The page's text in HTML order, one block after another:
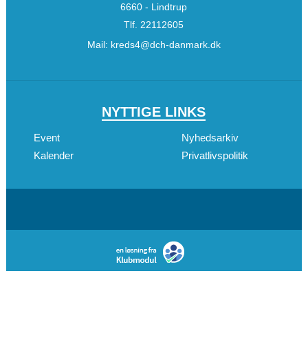
6660 - Lindtrup
Tlf.22112605
Mail: kreds4@dch-danmark.dk
NYTTIGE LINKS
Event
Nyhedsarkiv
Kalender
Privatlivspolitik